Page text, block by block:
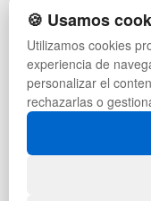
POLÍTICA DE PRIVACIDAD
CONDICIONES DE USO
CAMBIOS Y
CONTACTO
QUIENES SOMOS
MAPA WEB
PREGUNTAS
SÍGUENOS:
🍪 Usamos
Utilizamos cookies
experiencia de
personalizar el
rechazarlas o